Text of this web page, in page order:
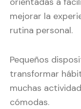
mejorar la
rutina personal.
Pequeños
transformar
muchas
cómodas.